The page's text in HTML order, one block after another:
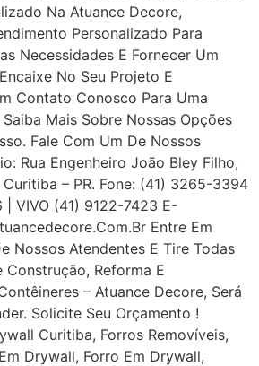
Na Atuance Decore,
Personalizado Para
Necessidades E Fornecer Um
No Seu Projeto E
Contato Conosco Para Uma
Mais Sobre Nossas Opções
Fale Com Um De Nossos
Rua Engenheiro João Bley Filho,
Curitiba – PR. Fone: (41) 3265-3394
| VIVO (41) 9122-7423 E-
Entre Em
Nossos Atendentes E Tire Todas
Construção, Reforma E
– Atuance Decore, Será
Solicite Seu Orçamento !
Curitiba, Forros Removíveis,
Drywall, Forro Em Drywall,